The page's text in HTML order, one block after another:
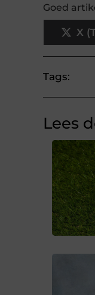
Goed
X
Tags:
Lees